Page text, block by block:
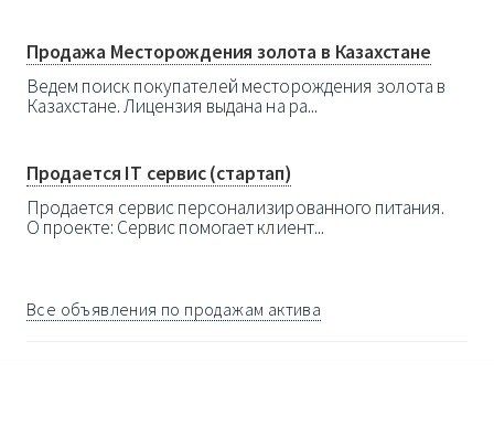
Продажа Месторождения золота в Казахстане
Ведем поиск покупателей месторождения золота в
Казахстане. Лицензия выдана на ра...
Продается IT сервис (стартап)
Продается сервис персонализированного питания.
О прoeкте: Сервис помогает клиент...
Все объявления по продажам актива